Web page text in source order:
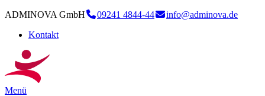
ADMINOVA GmbH 09241 4844-44
info@adminova.de
Kontakt
Menü